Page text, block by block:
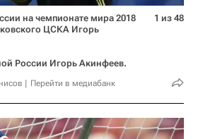
на чемпионате мира 2018
ЦСКА Игорь
России Игорь Акинфеев.
Перейти в медиабанк
1 из 48